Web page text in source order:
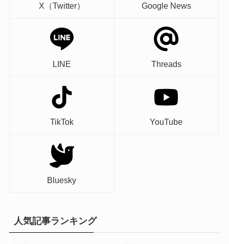
X（Twitter） Google News
LINE Threads
TikTok YouTube
Bluesky
人気記事ランキング